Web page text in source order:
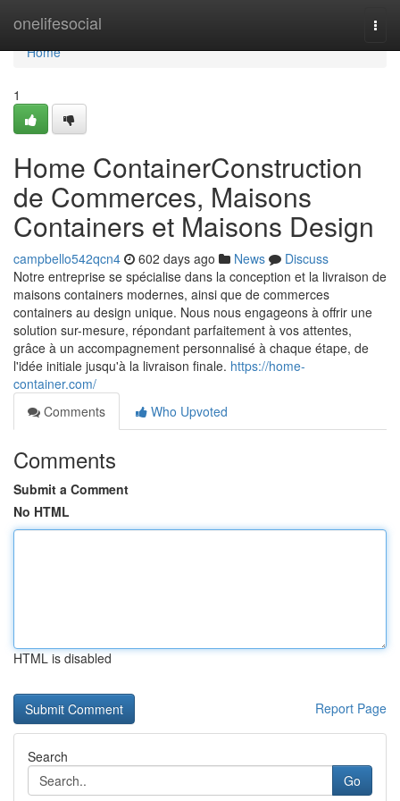
onelifesocial
Home
Home
1
Home ContainerConstruction
de Commerces, Maisons
Containers et Maisons Design
campbello542qcn4 602 days ago News
Discuss
Notre entreprise se spécialise dans la conception et la livraison de
maisons containers modernes, ainsi que de commerces
containers au design unique. Nous nous engageons à offrir une
solution sur-mesure, répondant parfaitement à vos attentes,
grâce à un accompagnement personnalisé à chaque étape, de
l'idée initiale jusqu'à la livraison finale. https://home-
container.com/
Comments
Who Upvoted
Comments
Submit a Comment
No HTML
HTML is disabled
Report Page
Search
Go